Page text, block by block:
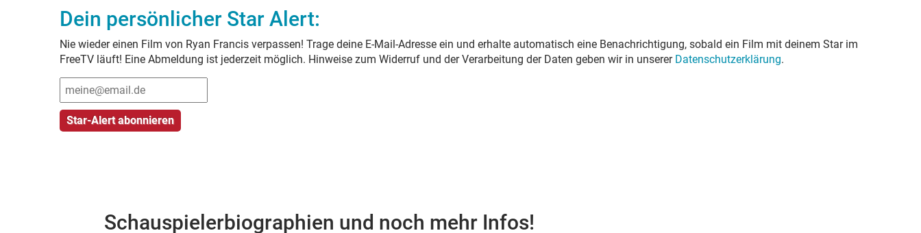
Dein persönlicher Star Alert:
Nie wieder einen Film von Ryan Francis verpassen! Trage deine E-Mail-Adresse ein und erhalte automatisch eine Benachrichtigung, sobald ein Film mit deinem Star im
FreeTV läuft! Eine Abmeldung ist jederzeit möglich. Hinweise zum Widerruf und der Verarbeitung der Daten geben wir in unserer Datenschutzerklärung.
Schauspielerbiographien und noch mehr Infos!